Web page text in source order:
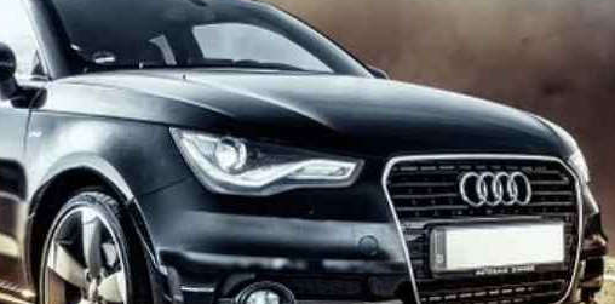
I WANT IN
accept thePrivacy Policy.
Izer